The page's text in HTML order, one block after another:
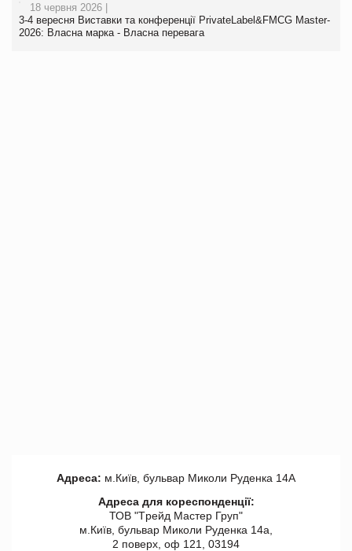
18 червня 2026 |
3-4 вересня Виставки та конференції PrivateLabel&FMCG Master-
2026: Власна марка - Власна перевага
Адреса: м.Київ, бульвар Миколи Руденка 14А
Адреса для кореспонденції:
ТОВ "Tрейд Мастер Груп"
м.Київ, бульвар Миколи Руденка 14а,
2 поверх, оф 121, 03194